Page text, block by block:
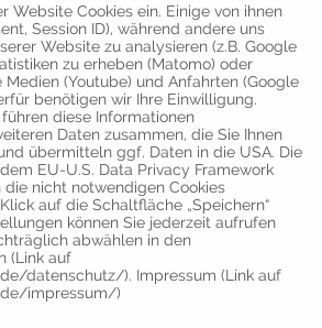
Website Cookies ein. Einige von ihnen
Session ID), während andere uns
Website zu analysieren (z.B. Google
zu erheben (Matomo) oder
Medien (Youtube) und Anfahrten (Google
benötigen wir Ihre Einwilligung.
diese Informationen
Daten zusammen, die Sie Ihnen
übermitteln ggf. Daten in die USA. Die
EU-U.S. Data Privacy Framework
die nicht notwendigen Cookies
auf die Schaltfläche „Speichern“
können Sie jederzeit aufrufen
abwählen in den
(Link auf
datenschutz/). Impressum (Link auf
impressum/)